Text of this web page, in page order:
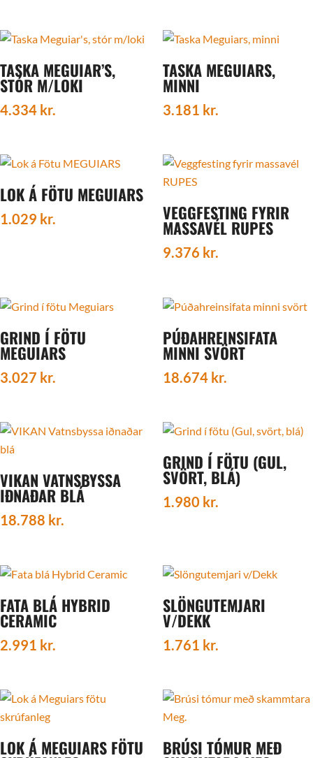
TASKA MEGUIAR’S,
STÓR M/LOKI
4.334 kr.
TASKA MEGUIARS,
MINNI
3.181 kr.
LOK Á FÖTU MEGUIARS
1.029 kr. VEGGFESTING FYRIR
MASSAVÉL RUPES
9.376 kr.
GRIND Í FÖTU
MEGUIARS
3.027 kr.
PÚÐAHREINSIFATA
MINNI SVÖRT
18.674 kr.
VIKAN VATNSBYSSA
IÐNAÐAR BLÁ
18.788 kr.
GRIND Í FÖTU (GUL,
SVÖRT, BLÁ)
1.980 kr.
FATA BLÁ HYBRID
CERAMIC
2.991 kr.
SLÖNGUTEMJARI
V/DEKK
1.761 kr.
LOK Á MEGUIARS FÖTU BRÚSI TÓMUR MEÐ